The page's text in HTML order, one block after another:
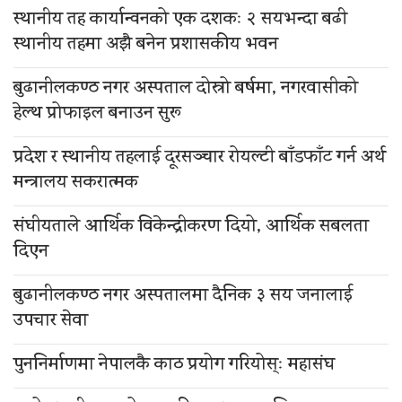
स्थानीय तह कार्यान्वनको एक दशकः २ सयभन्दा बढी
स्थानीय तहमा अझै बनेन प्रशासकीय भवन
बुढानीलकण्ठ नगर अस्पताल दोस्रो बर्षमा, नगरवासीको
हेल्थ प्रोफाइल बनाउन सुरू
प्रदेश र स्थानीय तहलाई दूरसञ्चार रोयल्टी बाँडफाँट गर्न अर्थ
मन्त्रालय सकरात्मक
संघीयताले आर्थिक विकेन्द्रीकरण दियो, आर्थिक सबलता
दिएन
बुढानीलकण्ठ नगर अस्पतालमा दैनिक ३ सय जनालाई
उपचार सेवा
पुननिर्माणमा नेपालकै काठ प्रयोग गरियोस्ः महासंघ